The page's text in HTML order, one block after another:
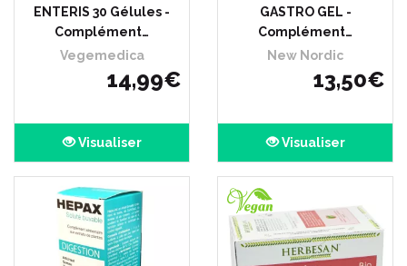
ENTERIS 30 Gélules -
Complément…
Vegemedica
14,99€
Visualiser
GASTRO GEL -
Complément…
New Nordic
13,50€
Visualiser